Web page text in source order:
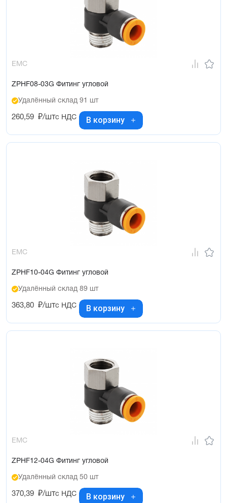
EMC
ZPHF08-03G Фитинг угловой
Удалённый склад 91 шт
260,59 ₽/штс НДС В корзину
EMC
ZPHF10-04G Фитинг угловой
Удалённый склад 89 шт
363,80 ₽/штс НДС В корзину
EMC
ZPHF12-04G Фитинг угловой
Удалённый склад 50 шт
370,39 ₽/штс НДС В корзину